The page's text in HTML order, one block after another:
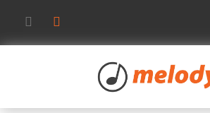
obsah